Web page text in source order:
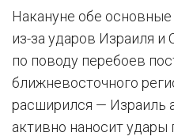
Накануне обе
из-за ударов Израиля
по поводу перебоев
ближневосточного
расширился — Израиль
активно наносит